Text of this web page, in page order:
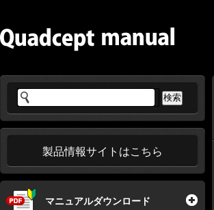
製品情報サイトはこちら
マニュアルダウンロード